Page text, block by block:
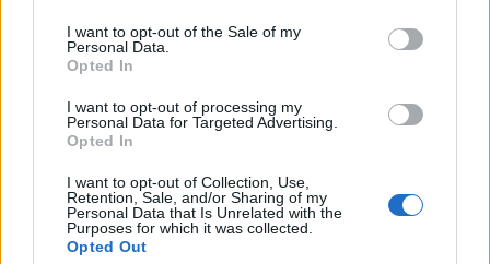
I want to opt-out of the Sale of my
Personal Data.
Opted In
I want to opt-out of processing my
Personal Data for Targeted Advertising.
Opted In
I want to opt-out of Collection, Use,
Retention, Sale, and/or Sharing of my
Personal Data that Is Unrelated with the
Purposes for which it was collected.
Opted Out
Classic
Riepilogo stagione